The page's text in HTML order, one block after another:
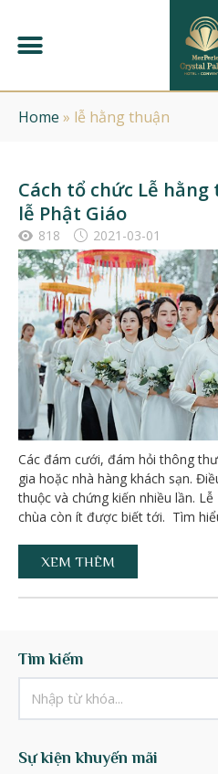
Home » lễ hằng thuận
Cách tổ chức Lễ
lễ Phật Giáo
818 2021-03-01
Các đám cưới, đám hỏi thông
gia hoặc nhà hàng khách sạn.
thuộc và chứng kiến nhiều lần.
chùa còn ít được biết tới. Tìm
XEM THÊM
Tìm kiếm
Sự kiện khuyến mãi